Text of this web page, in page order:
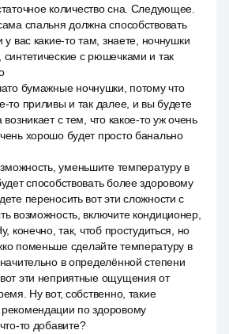
количество сна. Следующее.
спальня должна способствовать
у вас какие-то там, знаете, ночнушки
с рюшечками и так
бумажные ночнушки, потому что
то приливы и так далее, и вы будете
с тем, что какое-то уж очень
хорошо будет просто банально
уменьшите температуру в
способствовать более здоровому
переносить вот эти сложности с
возможность, включите кондиционер,
конечно, так, чтоб простудиться, но
поменьше сделайте температуру в
в определённой степени
эти неприятные ощущения от
Ну вот, собственно, такие
по здоровому
то добавите?